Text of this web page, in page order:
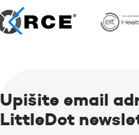
Upišite email
LittleDot